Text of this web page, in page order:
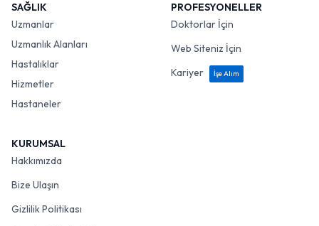
SAĞLIK
Uzmanlar
Uzmanlık Alanları
Hastalıklar
Hizmetler
Hastaneler
PROFESYONELLER
Doktorlar İçin
Web Siteniz İçin
Kariyer
İşe Alım
KURUMSAL
Hakkımızda
Bize Ulaşın
Gizlilik Politikası